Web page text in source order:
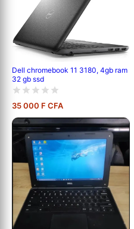
Dell chromebook 11 3180, 4gb ram
32 gb ssd
35 000 F CFA